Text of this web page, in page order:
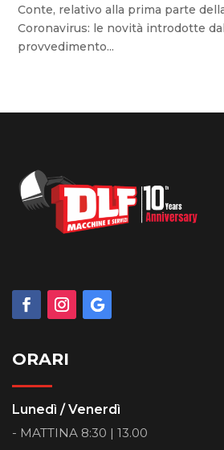
Conte, relativo alla prima parte
Coronavirus: le novità introdotte
provvedimento...
ORARI
Lunedì / Venerdì
- MATTINA 8:30 | 13.00